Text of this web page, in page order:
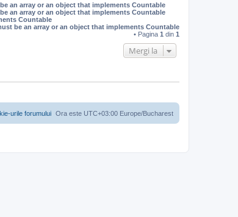
an array or an object that implements Countable
an array or an object that implements Countable
Countable
be an array or an object that implements Countable
• Pagina 1 din 1
Mergi la
Ora este UTC+03:00 Europe/Bucharest
urile forumului